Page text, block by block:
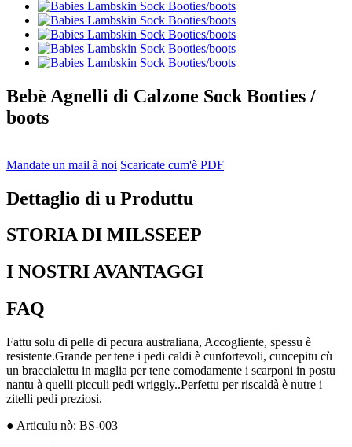
Bebè Agnelli di Calzone Sock Booties /
boots
Mandate un mail à noi Scaricate cum'è PDF
Dettaglio di u Produttu
STORIA DI MILSSEEP
I NOSTRI AVANTAGGI
FAQ
Fattu solu di pelle di pecura australiana, Accogliente, spessu è
resistente.Grande per tene i pedi caldi è cunfortevoli, cuncepitu cù
un braccialettu in maglia per tene comodamente i scarponi in postu
nantu à quelli picculi pedi wriggly..Perfettu per riscaldà è nutre i
zitelli pedi preziosi.
● Articulu nò: BS-003